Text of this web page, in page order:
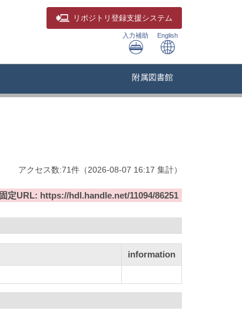
リポジトリ 登録支援システム
入力補助 English
附属図書館
アクセス数:71件 （2026-08-07 16:17 集計）
固定URL: https://hdl.handle.net/11094/86251
information